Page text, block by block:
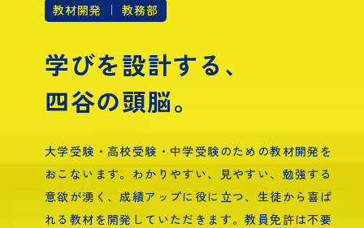
教材開発 ｜ 教務部
学びを設計する、
四谷の頭脳。
大学受験・高校受験・中学受験のための教材開発を
おこないます。わかりやすい、見やすい、勉強する
意欲が湧く、成績アップに役に立つ、生徒から喜ば
れる教材を開発していただきます。教員免許は不要